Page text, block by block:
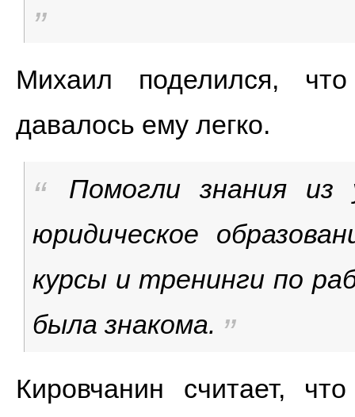
Михаил поделился,
давалось ему легко.
Помогли знания
юридическое
курсы и тренинги по
была знакома.
Кировчанин считает,